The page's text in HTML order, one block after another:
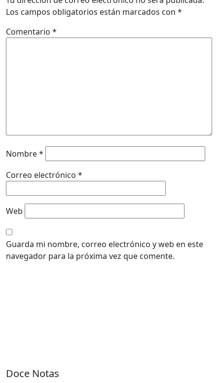
Los campos obligatorios están marcados con *
Comentario *
Nombre*
Correo electrónico *
Web
Guarda mi nombre, correo electrónico y web en este
navegador para la próxima vez que comente.
Doce Notas